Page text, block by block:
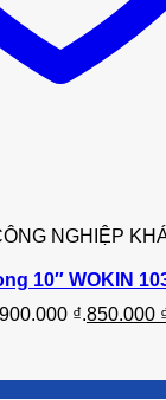
NGHIỆP
10″ WOKIN
₫.850.000